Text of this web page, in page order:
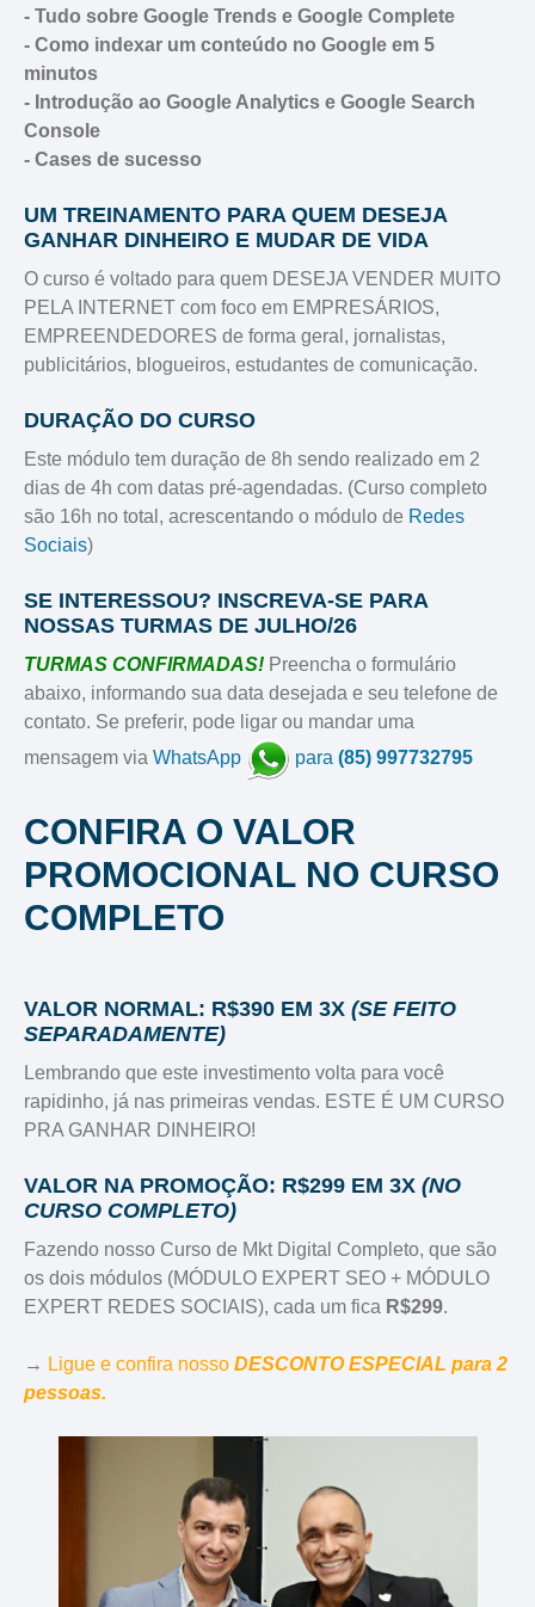
- Tudo sobre Google Trends e Google Complete
- Como indexar um conteúdo no Google em 5
minutos
- Introdução ao Google Analytics e Google Search
Console
- Cases de sucesso
UM TREINAMENTO PARA QUEM DESEJA
GANHAR DINHEIRO E MUDAR DE VIDA
O curso é voltado para quem DESEJA VENDER MUITO
PELA INTERNET com foco em EMPRESÁRIOS,
EMPREENDEDORES de forma geral, jornalistas,
publicitários, blogueiros, estudantes de comunicação.
DURAÇÃO DO CURSO
Este módulo tem duração de 8h sendo realizado em 2
dias de 4h com datas pré-agendadas. (Curso completo
são 16h no total, acrescentando o módulo de Redes
Sociais)
SE INTERESSOU? INSCREVA-SE PARA
NOSSAS TURMAS DE JULHO/26
TURMAS CONFIRMADAS! Preencha o formulário
abaixo, informando sua data desejada e seu telefone de
contato. Se preferir, pode ligar ou mandar uma
mensagem via WhatsApp para (85) 997732795
CONFIRA O VALOR
PROMOCIONAL NO CURSO
COMPLETO
VALOR NORMAL: R$390 EM 3X (SE FEITO
SEPARADAMENTE)
Lembrando que este investimento volta para você
rapidinho, já nas primeiras vendas. ESTE É UM CURSO
PRA GANHAR DINHEIRO!
VALOR NA PROMOÇÃO: R$299 EM 3X (NO
CURSO COMPLETO)
Fazendo nosso Curso de Mkt Digital Completo, que são
os dois módulos (MÓDULO EXPERT SEO + MÓDULO
EXPERT REDES SOCIAIS), cada um fica R$299.
→ Ligue e confira nosso DESCONTO ESPECIAL para 2
pessoas.